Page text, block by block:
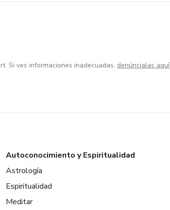
Si ves informaciones inadecuadas, denúncialas aquí
Autoconocimiento y Espiritualidad
Astrología
Espiritualidad
Meditar